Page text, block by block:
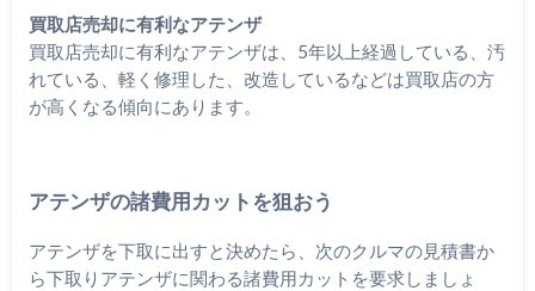
買取店売却に有利なアテンザ
買取店売却に有利なアテンザは、5年以上経過している、汚
れている、軽く修理した、改造しているなどは買取店の方
が高くなる傾向にあります。
アテンザの諸費用カットを狙おう
アテンザを下取に出すと決めたら、次のクルマの見積書か
ら下取りアテンザに関わる諸費用カットを要求しましょ